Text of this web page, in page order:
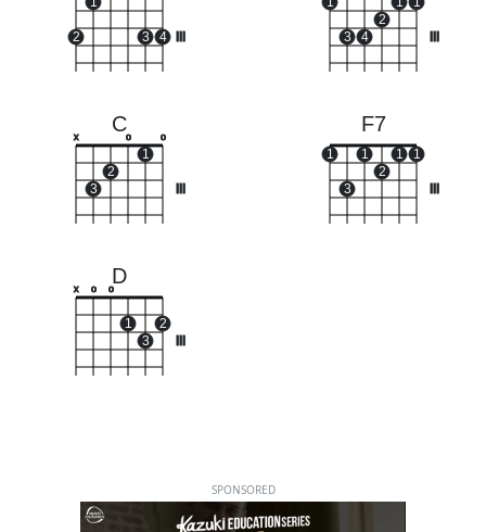
2 3 4 3 4
2
C
x
3
2
o
1
o
F7
1
3
1
2
1 1
D
x o o
1
3
2
SPONSORED